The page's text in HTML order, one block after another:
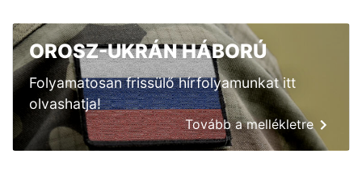
OROSZ-UKRÁN HÁBORÚ
Folyamatosan frissülő hírfolyamunkat itt
olvashatja!
Tovább a mellékletre